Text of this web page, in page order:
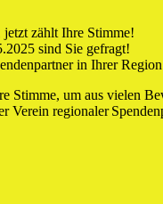
jetzt zählt Ihre Stimme!
sind Sie gefragt!
in Ihrer
Stimme, um aus vielen
Verein regionaler